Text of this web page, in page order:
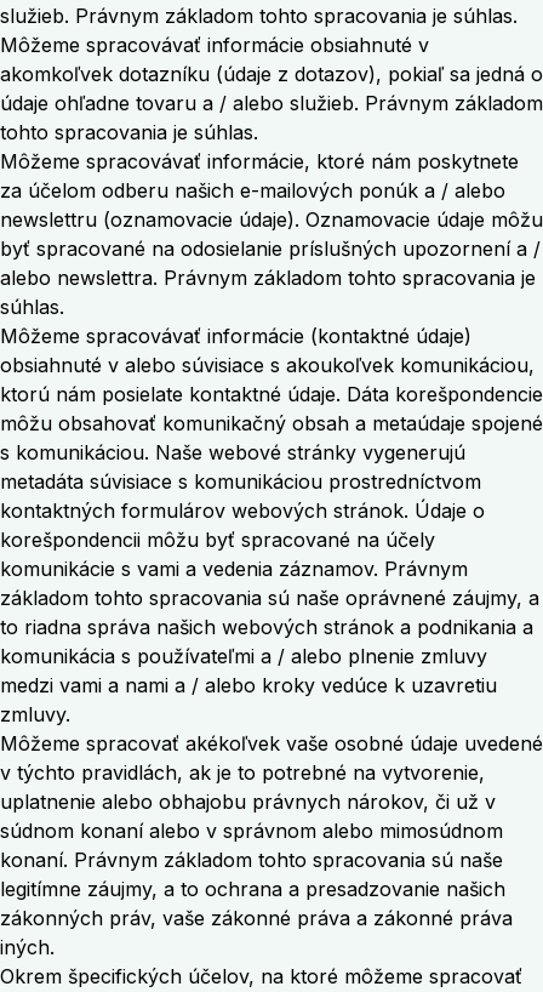
služieb. Právnym základom tohto spracovania je súhlas.
Môžeme spracovávať informácie obsiahnuté v
akomkoľvek dotazníku (údaje z dotazov), pokiaľ sa jedná o
údaje ohľadne tovaru a / alebo služieb. Právnym základom
tohto spracovania je súhlas.
Môžeme spracovávať informácie, ktoré nám poskytnete
za účelom odberu našich e-mailových ponúk a / alebo
newslettru (oznamovacie údaje). Oznamovacie údaje môžu
byť spracované na odosielanie príslušných upozornení a /
alebo newslettra. Právnym základom tohto spracovania je
súhlas.
Môžeme spracovávať informácie (kontaktné údaje)
obsiahnuté v alebo súvisiace s akoukoľvek komunikáciou,
ktorú nám posielate kontaktné údaje. Dáta korešpondencie
môžu obsahovať komunikačný obsah a metaúdaje spojené
s komunikáciou. Naše webové stránky vygenerujú
metadáta súvisiace s komunikáciou prostredníctvom
kontaktných formulárov webových stránok. Údaje o
korešpondencii môžu byť spracované na účely
komunikácie s vami a vedenia záznamov. Právnym
základom tohto spracovania sú naše oprávnené záujmy, a
to riadna správa našich webových stránok a podnikania a
komunikácia s používateľmi a / alebo plnenie zmluvy
medzi vami a nami a / alebo kroky vedúce k uzavretiu
zmluvy.
Môžeme spracovať akékoľvek vaše osobné údaje uvedené
v týchto pravidlách, ak je to potrebné na vytvorenie,
uplatnenie alebo obhajobu právnych nárokov, či už v
súdnom konaní alebo v správnom alebo mimosúdnom
konaní. Právnym základom tohto spracovania sú naše
legitímne záujmy, a to ochrana a presadzovanie našich
zákonných práv, vaše zákonné práva a zákonné práva
iných.
Okrem špecifických účelov, na ktoré môžeme spracovať